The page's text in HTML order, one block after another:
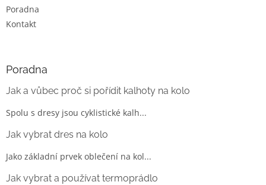
Poradna
Kontakt
Poradna
Jak a vůbec proč si pořídit kalhoty na kolo
Spolu s dresy jsou cyklistické kalh...
Jak vybrat dres na kolo
Jako základní prvek oblečení na kol...
Jak vybrat a používat termoprádlo